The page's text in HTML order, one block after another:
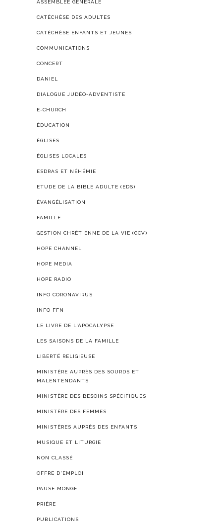
ASSEMBLÉE GÉNÉRALE
CATÉCHÈSE DES ADULTES
CATÉCHÈSE ENFANTS ET JEUNES
COMMUNICATIONS
CONCERT
DANIEL
DIALOGUE JUDÉO-ADVENTISTE
E-CHURCH
ÉDUCATION
ÉGLISES
ÉGLISES LOCALES
ESDRAS ET NÉHÉMIE
ETUDE DE LA BIBLE ADULTE (EDS)
ÉVANGÉLISATION
FAMILLE
GESTION CHRÉTIENNE DE LA VIE (GCV)
HOPE CHANNEL
HOPE MEDIA
HOPE RADIO
INFO CORONAVIRUS
INFO FFN
LE LIVRE DE L'APOCALYPSE
LES SAISONS DE LA FAMILLE
LIBERTÉ RELIGIEUSE
MINISTÈRE AUPRÈS DES SOURDS ET
MALENTENDANTS
MINISTÈRE DES BESOINS SPÉCIFIQUES
MINISTÈRE DES FEMMES
MINISTÈRES AUPRÈS DES ENFANTS
MUSIQUE ET LITURGIE
NON CLASSÉ
OFFRE D'EMPLOI
PAUSE MONGE
PRIÈRE
PUBLICATIONS